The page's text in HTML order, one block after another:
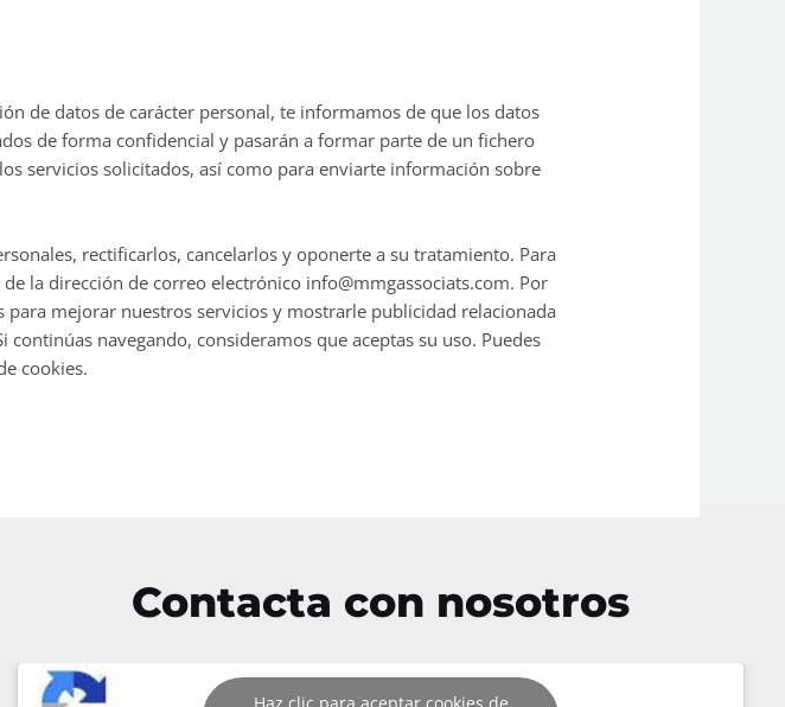
de datos de carácter personal, te informamos de que los datos
de forma confidencial y pasarán a formar parte de un fichero
servicios solicitados, así como para enviarte información sobre
rectificarlos, cancelarlos y oponerte a su tratamiento. Para
la dirección de correo electrónico info@mmgassociats.com. Por
mejorar nuestros servicios y mostrarle publicidad relacionada
navegando, consideramos que aceptas su uso. Puedes
cookies.
Contacta con nosotros